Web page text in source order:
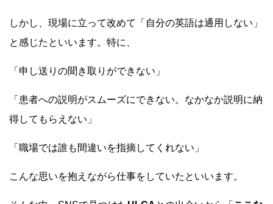
しかし、現場に立って改めて「自分の英語は通用しない」
と感じたといいます。特に、
「申し送りの聞き取りができない」
「患者への説明がスムーズにできない。なかなか説明に納
得してもらえない」
「職場では誰も間違いを指摘してくれない」
こんな思いを抱えながら仕事をしていたといいます。